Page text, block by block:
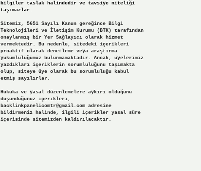
bilgiler taslak halindedir ve tavsiye niteliği
taşımazlar.
Sitemiz, 5651 Sayılı Kanun gereğince Bilgi
Teknolojileri ve İletişim Kurumu (BTK) tarafından
onaylanmış bir Yer Sağlayıcı olarak hizmet
vermektedir. Bu nedenle, sitedeki içerikleri
proaktif olarak denetleme veya araştırma
yükümlülüğümüz bulunmamaktadır. Ancak, üyelerimiz
yazdıkları içeriklerin sorumluluğunu taşımakta
olup, siteye üye olarak bu sorumluluğu kabul
etmiş sayılırlar.
Hukuka ve yasal düzenlemelere aykırı olduğunu
düşündüğünüz içerikleri,
backlinkpanelicomtr@gmail.comadresine
bildirmeniz halinde, ilgili içerikler yasal süre
içerisinde sitemizden kaldırılacaktır.